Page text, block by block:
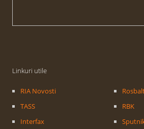
Linkuri utile
RIA Novosti
TASS
Interfax
RBK